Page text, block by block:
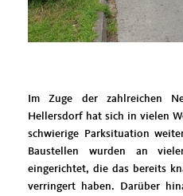
Im Zuge der zahlreichen
Hellersdorf hat sich in vielen
schwierige Parksituation
Baustellen wurden an
eingerichtet, die das bereits
verringert haben. Darüber